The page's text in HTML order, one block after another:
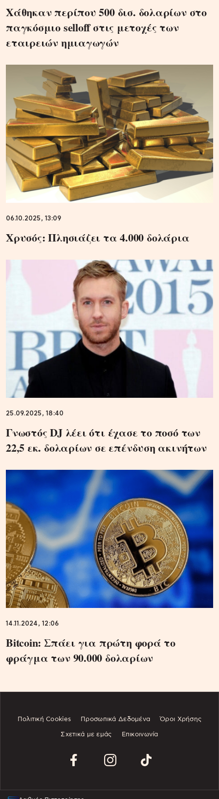
Χάθηκαν περίπου 500 δισ. δολαρίων στο
παγκόσμιο selloff στις μετοχές των
εταιρειών ημιαγωγών
06.10.2025, 13:09
Χρυσός: Πλησιάζει τα 4.000 δολάρια
25.09.2025, 18:40
Γνωστός DJ λέει ότι έχασε το ποσό των
22,5 εκ. δολαρίων σε επένδυση ακινήτων
14.11.2024, 12:06
Bitcoin: Σπάει για πρώτη φορά το
φράγμα των 90.000 δολαρίων
Πολιτική Cookies Προσωπικά Δεδομένα Όροι Χρήσης
Σχετικά με εμάς Επικοινωνία